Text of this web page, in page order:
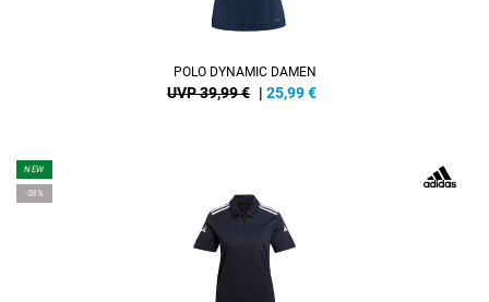
POLO DYNAMIC DAMEN
UVP 39,99 € | 25,99€
NEW
-38%